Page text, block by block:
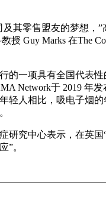
及其零售盟友的梦想，”
授 Guy Marks 在The
的一项具有全国代表
Network于 2019 年
轻人相比，吸电子烟
研究中心表示，在英国
”。